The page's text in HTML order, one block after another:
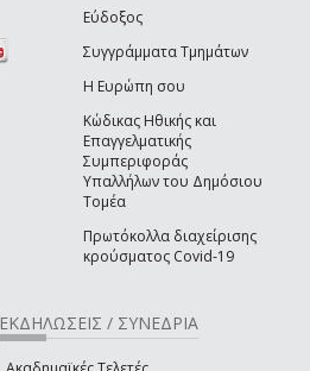
Εύδοξος
Συγγράμματα Τμημάτων
Η Ευρώπη σου
Κώδικας Ηθικής και
Επαγγελματικής
Συμπεριφοράς
Υπαλλήλων του Δημόσιου
Τομέα
Πρωτόκολλα διαχείρισης
κρούσματος Covid-19
ΕΚΔΗΛΩΣΕΙΣ / ΣΥΝΕΔΡΙΑ